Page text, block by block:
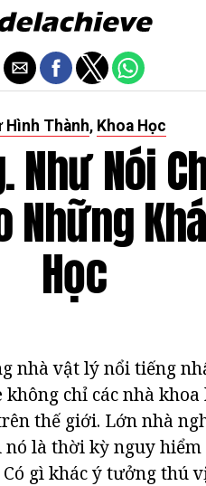
Hình Thành, Khoa Học
Như Nói
Những
Học
nhà vật lý nổi tiếng
chỉ các nhà
thế giới. Lớn nhà
là thời kỳ nguy
gì khác ý tưởng thú